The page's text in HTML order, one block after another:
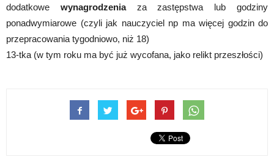
dodatkowe wynagrodzeniaza zastępstwa lub godziny
ponadwymiarowe (czyli jak nauczyciel np ma więcej godzin do
przepracowania tygodniowo, niż 18)
13-tka (w tym roku ma być już wycofana, jako relikt przeszłości)